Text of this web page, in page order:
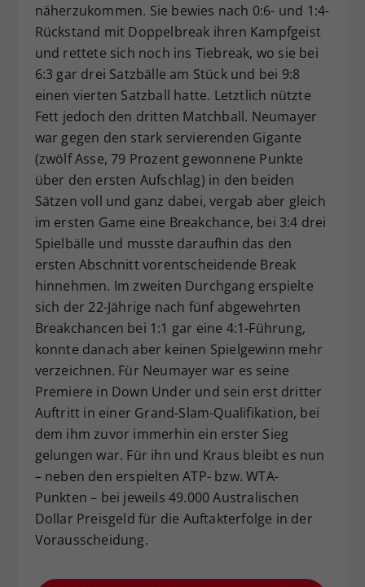
näherzukommen. Sie bewies nach 0:6- und 1:4-
Rückstand mit Doppelbreak ihren Kampfgeist
und rettete sich noch ins Tiebreak, wo sie bei
6:3 gar drei Satzbälle am Stück und bei 9:8
einen vierten Satzball hatte. Letztlich nützte
Fett jedoch den dritten Matchball. Neumayer
war gegen den stark servierenden Gigante
(zwölf Asse, 79 Prozent gewonnene Punkte
über den ersten Aufschlag) in den beiden
Sätzen voll und ganz dabei, vergab aber gleich
im ersten Game eine Breakchance, bei 3:4 drei
Spielbälle und musste daraufhin das den
ersten Abschnitt vorentscheidende Break
hinnehmen. Im zweiten Durchgang erspielte
sich der 22-Jährige nach fünf abgewehrten
Breakchancen bei 1:1 gar eine 4:1-Führung,
konnte danach aber keinen Spielgewinn mehr
verzeichnen. Für Neumayer war es seine
Premiere in Down Under und sein erst dritter
Auftritt in einer Grand-Slam-Qualifikation, bei
dem ihm zuvor immerhin ein erster Sieg
gelungen war. Für ihn und Kraus bleibt es nun
– neben den erspielten ATP- bzw. WTA-
Punkten – bei jeweils 49.000 Australischen
Dollar Preisgeld für die Auftakterfolge in der
Vorausscheidung.